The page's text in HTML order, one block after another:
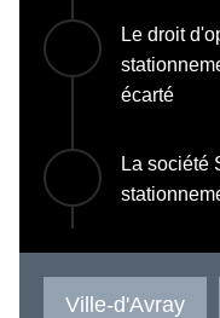
Le droit
écarté
La société
Ville-d'Avray